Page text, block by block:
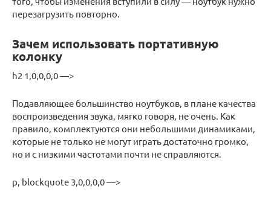
перезагрузить повторно.
Зачем использовать портативную
колонку
h2 1,0,0,0,0 —>
Подавляющее большинство ноутбуков, в плане качества
воспроизведения звука, мягко говоря, не очень. Как
правило, комплектуются они небольшими динамиками,
которые не только не могут играть достаточно громко,
но и с низкими частотами почти не справляются.
p, blockquote 3,0,0,0,0 —>